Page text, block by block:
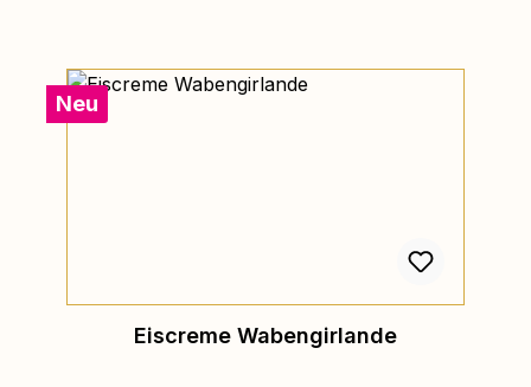
Neu
Eiscreme Wabengirlande